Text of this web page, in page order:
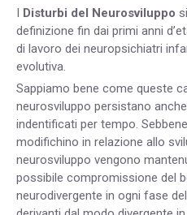
Disturbi del Neurosviluppo
definizione fin dai primi anni
di lavoro dei neuropsichiatri
evolutiva.
Sappiamo bene come queste
neurosviluppo persistano
indentificati per tempo.
modifichino in relazione allo
neurosviluppo vengono
possibile compromissione del
neurodivergente in ogni fase